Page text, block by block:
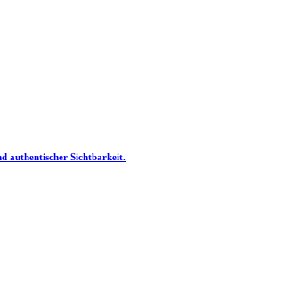
authentischer Sichtbarkeit.